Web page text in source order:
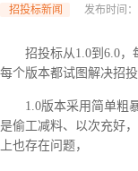
招投标新闻 发布时间
招投标从1.0到6.0
每个版本都试图解决招
1.0版本采用简单粗
是偷工减料、以次充好
上也存在问题，